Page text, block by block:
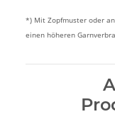
*) Mit Zopfmuster oder
einen höheren